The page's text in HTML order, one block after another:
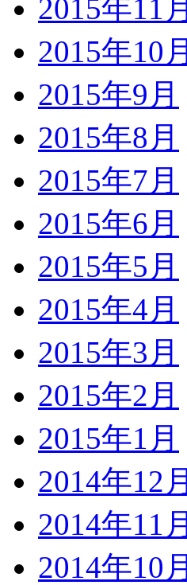
2015年11月
2015年10月
2015年9月
2015年8月
2015年7月
2015年6月
2015年5月
2015年4月
2015年3月
2015年2月
2015年1月
2014年12月
2014年11月
2014年10月